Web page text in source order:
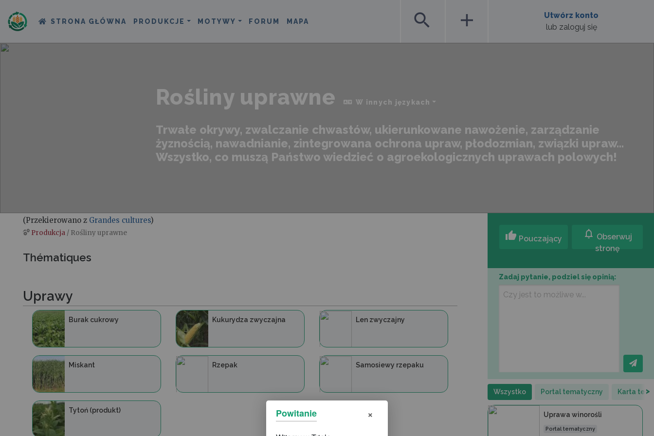
STRONA GŁÓWNA PRODUKCJE MOTYWY FORUM MAPA search add
Utwórz konto
lub zaloguj się
Rośliny uprawne W innych językach
Trwałe okrywy, zwalczanie chwastów, ukierunkowane nawożenie, zarządzanie
żyznością, nawadnianie, zintegrowana ochrona upraw, płodozmian, związki upraw...
Wszystko, co muszą Państwo wiedzieć o agroekologicznych uprawach polowych!
(Przekierowano z Grandes cultures)
Skocz do:nawigacja,szukaj
Produkcja / Rośliny uprawne
Thématiques
Uprawy
Burak cukrowy Kukurydza zwyczajna Len zwyczajny
Miskant Rzepak Samosiewy rzepaku
Tytoń (produkt)
thumb_up Pouczający notifications Obserwuj
stronę
Zadaj pytanie, podziel się opinią:
Wszystko Portal tematyczny Karta >
Uprawa winorośli
Portal tematyczny
Powitanie ×